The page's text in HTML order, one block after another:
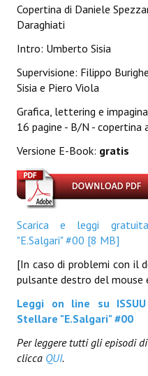
yKronos
American Milestone
Spaghetti Western
Fuori Collana
Riviste e Speciali
Talkink
Necro
Solaris*
Saggistica
Edikolè
Narrativa
Copertina di Daniele
Daraghiati
Intro: Umberto Sisia
Supervisione: Filippo
Sisia e Piero Viola
Grafica, lettering e
16 pagine - B/N - copertina
Versione E-Book: gratis
Scarica e leggi
"E.Salgari" #00 [8 MB]
[In caso di problemi con il
pulsante destro del mouse
Leggi on line su
Stellare "E.Salgari" #00
Per leggere tutti gli episodi
clicca QUI.